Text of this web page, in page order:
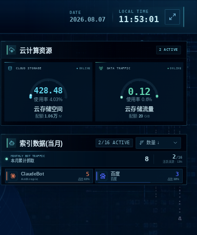
DATE
2026.08.07
LOCAL TIME
11:53:03
云计算资源 2 ACTIVE
CLOUD STORAGE ONLINE
428.48
使用率 4.03%
云存储空间
配额 1.06万 M
DATA TRAFFIC ONLINE
0.12
使用率 0.6%
云存储流量
配额 20 GB
索引数据(当月) 2/16 ACTIVE
MONTHLY BOT TRAFFIC
本月累计抓取 8 2 /16
活跃来源 · 13 %
ClaudeBot
Anthropic
5
占比63%
百度
百度
3
占比38%